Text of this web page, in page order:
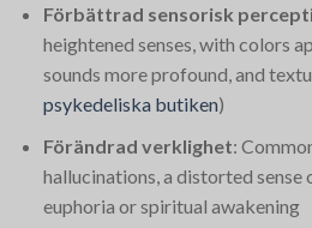
Förbättrad sensorisk
heightened senses, with colors
sounds more profound, and
psykedeliska butiken)
Förändrad verklighet:
hallucinations, a distorted sense
euphoria or spiritual awakening​